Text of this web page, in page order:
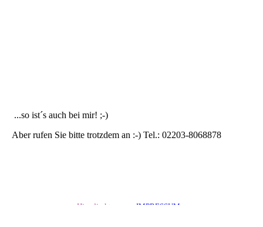
...so ist´s auch bei mir! ;-)
Aber rufen Sie bitte trotzdem an :-) Tel.: 02203-8068878
Hier direkt zum: IMPRESSUM